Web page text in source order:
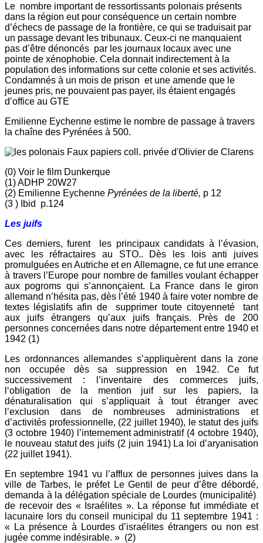
Le nombre important de ressortissants polonais présents
dans la région eut pour conséquence un certain nombre
d’échecs de passage de la frontière, ce qui se traduisait par
un passage devant les tribunaux. Ceux-ci ne manquaient
pas d’être dénoncés par les journaux locaux avec une
pointe de xénophobie. Cela donnait indirectement à la
population des informations sur cette colonie et ses activités.
Condamnés à un mois de prison et une amende que le
jeunes pris, ne pouvaient pas payer, ils étaient engagés
d’office au GTE
Emilienne Eychenne estime le nombre de passage à travers
la chaîne des Pyrénées à 500.
Faux papiers coll. privée d'Olivier de Clarens
(0) Voir le film Dunkerque
(1) ADHP 20W27
(2) Emilienne Eychenne Pyrénées de la liberté, p 12
(3 ) Ibid p.124
Les juifs
Ces derniers, furent les principaux candidats à l’évasion,
avec les réfractaires au STO.. Dès les lois anti juives
promulguées en Autriche et en Allemagne, ce fut une errance
à travers l’Europe pour nombre de familles voulant échapper
aux pogroms qui s’annonçaient. La France dans le giron
allemand n’hésita pas, dès l’été 1940 à faire voter nombre de
textes législatifs afin de supprimer toute citoyenneté tant
aux juifs étrangers qu’aux juifs français. Près de 200
personnes concernées dans notre département entre 1940 et
1942 (1)
Les ordonnances allemandes s’appliquèrent dans la zone
non occupée dès sa suppression en 1942. Ce fut
successivement : l’inventaire des commerces juifs,
l‘obligation de la mention juif sur les papiers, la
dénaturalisation qui s’appliquait à tout étranger avec
l’exclusion dans de nombreuses administrations et
d’activités professionnelle, (22 juillet 1940), le statut des juifs
(3 octobre 1940) l’internement administratif (4 octobre 1940),
le nouveau statut des juifs (2 juin 1941) La loi d’aryanisation
(22 juillet 1941).
En septembre 1941 vu l’afflux de personnes juives dans la
ville de Tarbes, le préfet Le Gentil de peur d’être débordé,
demanda à la délégation spéciale de Lourdes (municipalité)
de recevoir des « Israélites ». La réponse fut immédiate et
lacunaire lors du conseil municipal du 11 septembre 1941 :
« La présence à Lourdes d’israélites étrangers ou non est
jugée comme indésirable. » (2)